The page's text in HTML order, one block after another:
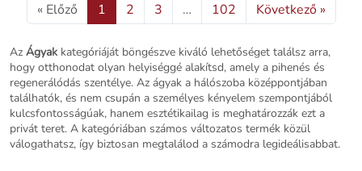
« Előző 1 2 3 … 102 Következő »
Az Ágyak kategóriáját böngészve kiváló lehetőséget találsz arra,
hogy otthonodat olyan helyiséggé alakítsd, amely a pihenés és
regenerálódás szentélye. Az ágyak a hálószoba középpontjában
találhatók, és nem csupán a személyes kényelem szempontjából
kulcsfontosságúak, hanem esztétikailag is meghatározzák ezt a
privát teret. A kategóriában számos változatos termék közül
válogathatsz, így biztosan megtalálod a számodra legideálisabbat.